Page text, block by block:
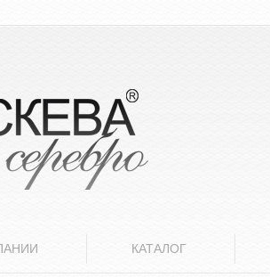
КАТАЛОГ